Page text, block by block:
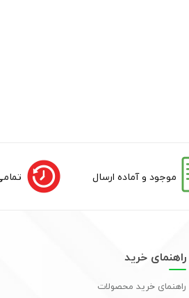
موجود و آماده ارسال
راهنمای خرید
راهنمای خرید محصولات